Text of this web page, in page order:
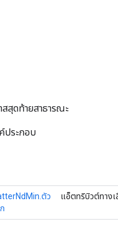
สสุดท้ายสาธารณะ
ประกอบ
ตัว
แอ็ตทริบิวต์ทางเ